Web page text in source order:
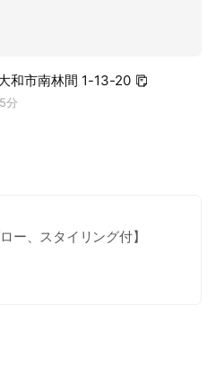
和市南林間 1-13-20
分
ー、スタイリング付】